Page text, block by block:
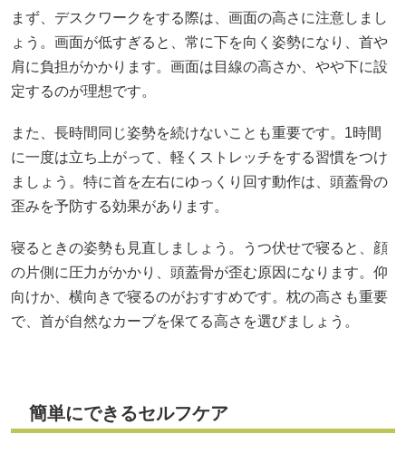
まず、デスクワークをする際は、画面の高さに注意しまし
ょう。画面が低すぎると、常に下を向く姿勢になり、首や
肩に負担がかかります。画面は目線の高さか、やや下に設
定するのが理想です。
また、長時間同じ姿勢を続けないことも重要です。1時間
に一度は立ち上がって、軽くストレッチをする習慣をつけ
ましょう。特に首を左右にゆっくり回す動作は、頭蓋骨の
歪みを予防する効果があります。
寝るときの姿勢も見直しましょう。うつ伏せで寝ると、顔
の片側に圧力がかかり、頭蓋骨が歪む原因になります。仰
向けか、横向きで寝るのがおすすめです。枕の高さも重要
で、首が自然なカーブを保てる高さを選びましょう。
簡単にできるセルフケア